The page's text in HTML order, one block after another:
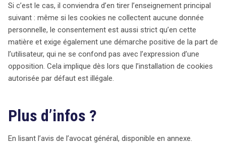
Si c’est le cas, il conviendra d’en tirer l’enseignement principal
suivant : même si les cookies ne collectent aucune donnée
personnelle, le consentement est aussi strict qu’en cette
matière et exige également une démarche positive de la part de
l’utilisateur, qui ne se confond pas avec l’expression d’une
opposition. Cela implique dès lors que l’installation de cookies
autorisée par défaut est illégale.
Plus d’infos ?
En lisant l’avis de l’avocat général, disponible en annexe.